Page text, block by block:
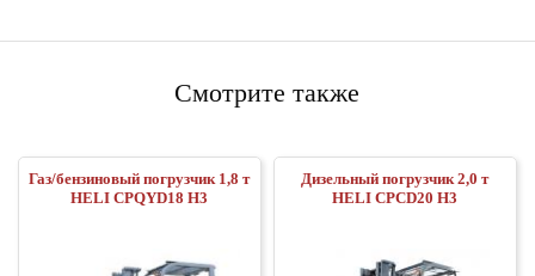
Смотрите также
Газ/бензиновый погрузчик 1,8 т
HELI CPQYD18 H3
Дизельный погрузчик 2,0 т
HELI CPCD20 H3